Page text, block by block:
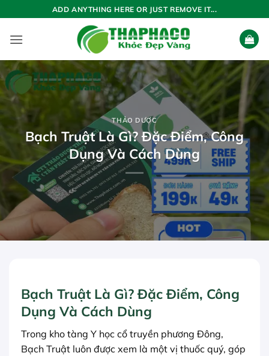
qua
nội
ADD ANYTHING HERE OR JUST REMOVE IT...
THẢO DƯỢC
Bạch Truật Là Gì? Đặc Điểm, Công
Dụng Và Cách Dùng
Bạch Truật Là Gì? Đặc Điểm, Công
Dụng Và Cách Dùng
Trong kho tàng Y học cổ truyền phương Đông,
Bạch Truật luôn được xem là một vị thuốc quý, góp